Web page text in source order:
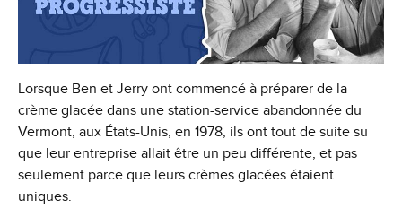
Lorsque Ben et Jerry ont commencé à préparer de la
crème glacée dans une station-service abandonnée du
Vermont, aux États-Unis, en 1978, ils ont tout de suite su
que leur entreprise allait être un peu différente, et pas
seulement parce que leurs crèmes glacées étaient
uniques.